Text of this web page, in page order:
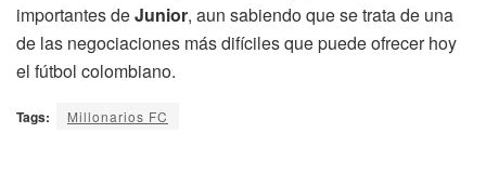
importantes deJunior, aun sabiendo que se trata de una
de las negociaciones más difíciles que puede ofrecer hoy
el fútbol colombiano.
Tags: Millonarios FC